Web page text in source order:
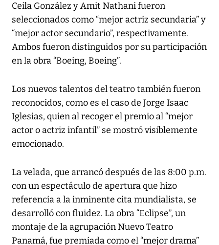
Ceila González y Amit Nathani fueron
seleccionados como “mejor actriz secundaria” y
“mejor actor secundario”, respectivamente.
Ambos fueron distinguidos por su participación
en la obra “Boeing, Boeing”.
Los nuevos talentos del teatro también fueron
reconocidos, como es el caso de Jorge Isaac
Iglesias, quien al recoger el premio al “mejor
actor o actriz infantil” se mostró visiblemente
emocionado.
La velada, que arrancó después de las 8:00 p.m.
con un espectáculo de apertura que hizo
referencia a la inminente cita mundialista, se
desarrolló con fluidez. La obra “Eclipse”, un
montaje de la agrupación Nuevo Teatro
Panamá, fue premiada como el “mejor drama”